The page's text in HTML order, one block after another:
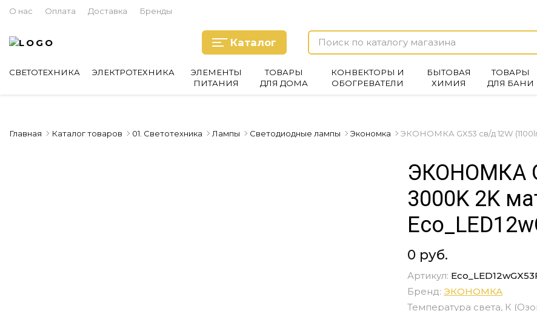
О нас Оплата Доставка Бренды
Каталог
СВЕТОТЕХНИКА ЭЛЕКТРОТЕХНИКА
ЭЛЕМЕНТЫ
ПИТАНИЯ
ТОВАРЫ
ДЛЯ ДОМА
КОНВЕКТОРЫ И
ОБОГРЕВАТЕЛИ
БЫТОВАЯ
ХИМИЯ
ТОВАРЫ
ДЛЯ БАНИ
Главная Каталог товаров 01. Светотехника Лампы Светодиодные лампы Экономка ЭКОНОМКА GX53 св/д 12W
ЭКОНОМКА
3000K 2K
0 руб.
Артикул:
Бренд: ЭКОНОМКА
Температура света, К